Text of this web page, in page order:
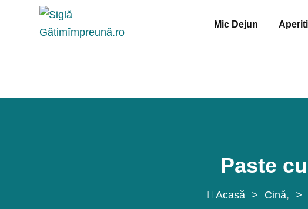
Mic Dejun
Paste
Acasă > Cină >